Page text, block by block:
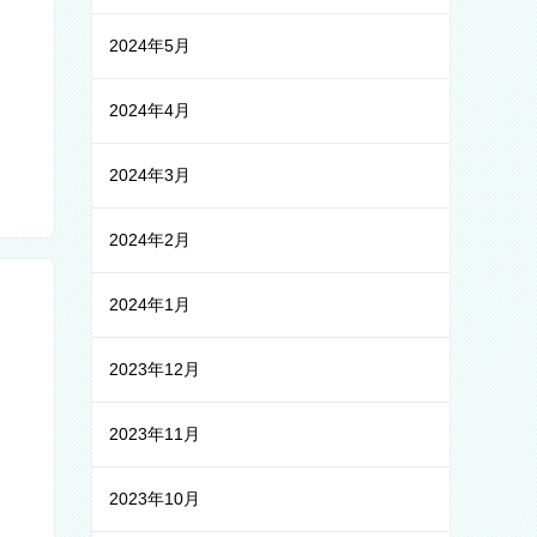
2024年5月
2024年4月
2024年3月
2024年2月
2024年1月
2023年12月
2023年11月
2023年10月